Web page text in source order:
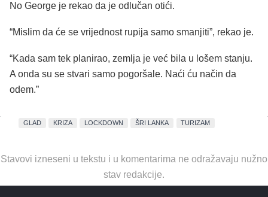
No George je rekao da je odlučan otići.
“Mislim da će se vrijednost rupija samo smanjiti”, rekao je.
“Kada sam tek planirao, zemlja je već bila u lošem stanju.
A onda su se stvari samo pogoršale. Naći ću način da
odem.”
GLAD KRIZA LOCKDOWN ŠRI LANKA TURIZAM
Stavovi izneseni u tekstu i u komentarima ne odražavaju nužno
stav redakcije.